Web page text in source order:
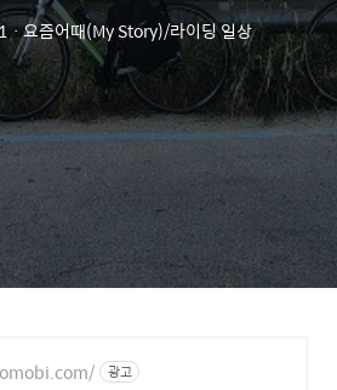
ㆍ요즘어때(My Story)/라이딩 일상
광고